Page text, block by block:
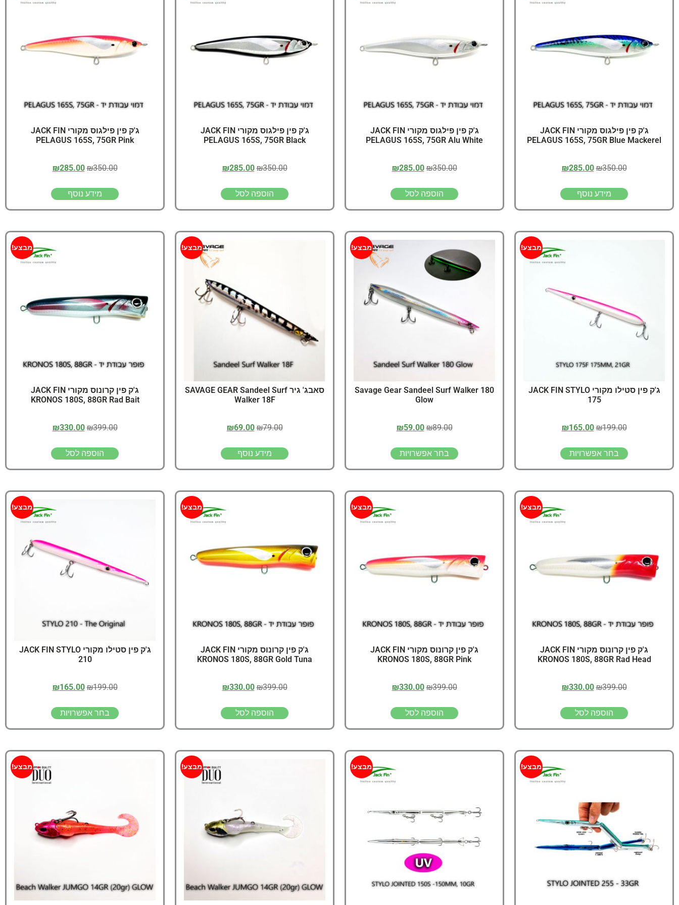
דיג – מאמרים בנושא דיג
סל קניות
תקנון אתר
ג'ק פין פילגוס מקורי JACK FIN
PELAGUS 165S, 75GR Blue Mackerel
₪350.00
₪285.00
מידע נוסף
ג'ק פין פילגוס מקורי JACK FIN
PELAGUS 165S, 75GR Alu White
₪350.00
₪285.00
הוספה לסל
ג'ק פין פילגוס מקורי JACK FIN
PELAGUS 165S, 75GR Black
₪350.00
₪285.00
הוספה לסל
ג'ק פין פילגוס מקורי JACK FIN
PELAGUS 165S, 75GR Pink
₪350.00
₪285.00
מידע נוסף
מבצע!
ג'ק פין סטילו מקורי JACK FIN STYLO
175
₪199.00
₪165.00
בחר אפשרויות
מבצע!
Savage Gear Sandeel Surf Walker 180
Glow
₪89.00
₪59.00
בחר אפשרויות
מבצע!
סאבג' גיר SAVAGE GEAR Sandeel Surf
Walker 18F
₪79.00
₪69.00
מידע נוסף
מבצע!
ג'ק פין קרונוס מקורי JACK FIN
KRONOS 180S, 88GR Rad Bait
₪399.00
₪330.00
הוספה לסל
מבצע!
ג'ק פין קרונוס מקורי JACK FIN
KRONOS 180S, 88GR Rad Head
₪399.00
₪330.00
הוספה לסל
מבצע!
ג'ק פין קרונוס מקורי JACK FIN
KRONOS 180S, 88GR Pink
₪399.00
₪330.00
הוספה לסל
מבצע!
ג'ק פין קרונוס מקורי JACK FIN
KRONOS 180S, 88GR Gold Tuna
₪399.00
₪330.00
הוספה לסל
מבצע!
ג'ק פין סטילו מקורי JACK FIN STYLO
210
₪199.00
₪165.00
בחר אפשרויות
מבצע! מבצע! מבצע! מבצע!